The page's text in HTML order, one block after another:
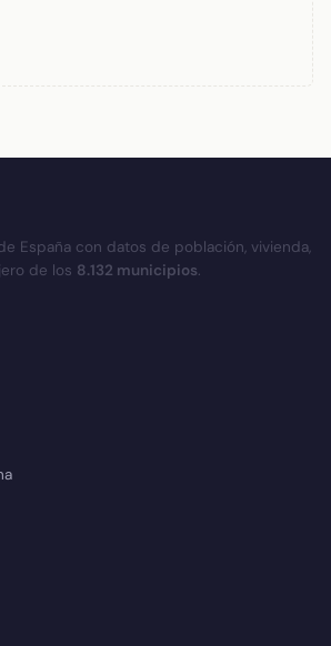
España con datos de población, vivienda,
de los 8.132 municipios.